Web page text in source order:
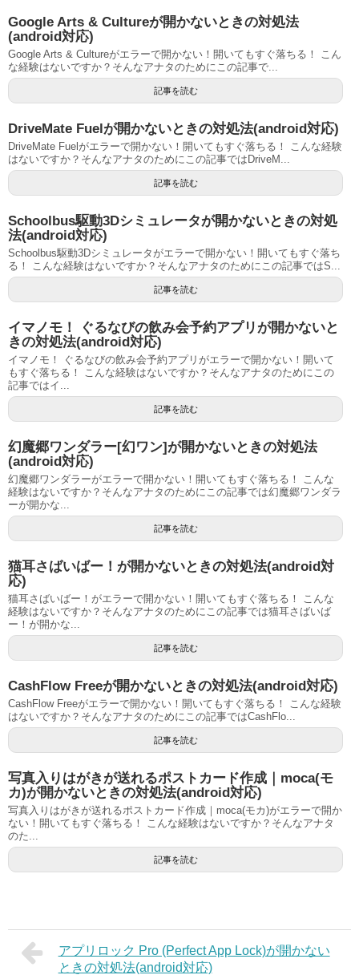
Google Arts & Cultureが開かないときの対処法
(android対応)
Google Arts & Cultureがエラーで開かない！開いてもすぐ落ちる！ こん
な経験はないですか？そんなアナタのためにこの記事で...
記事を読む
DriveMate Fuelが開かないときの対処法(android対応)
DriveMate Fuelがエラーで開かない！開いてもすぐ落ちる！ こんな経験
はないですか？そんなアナタのためにこの記事ではDriveM...
記事を読む
Schoolbus駆動3Dシミュレータが開かないときの対処
法(android対応)
Schoolbus駆動3Dシミュレータがエラーで開かない！開いてもすぐ落ち
る！ こんな経験はないですか？そんなアナタのためにこの記事ではS...
記事を読む
イマノモ！ ぐるなびの飲み会予約アプリが開かないと
きの対処法(android対応)
イマノモ！ ぐるなびの飲み会予約アプリがエラーで開かない！開いて
もすぐ落ちる！ こんな経験はないですか？そんなアナタのためにこの
記事ではイ...
記事を読む
幻魔郷ワンダラー[幻ワン]が開かないときの対処法
(android対応)
幻魔郷ワンダラーがエラーで開かない！開いてもすぐ落ちる！ こんな
経験はないですか？そんなアナタのためにこの記事では幻魔郷ワンダラ
ーが開かな...
記事を読む
猫耳さばいばー！が開かないときの対処法(android対
応)
猫耳さばいばー！がエラーで開かない！開いてもすぐ落ちる！ こんな
経験はないですか？そんなアナタのためにこの記事では猫耳さばいば
ー！が開かな...
記事を読む
CashFlow Freeが開かないときの対処法(android対応)
CashFlow Freeがエラーで開かない！開いてもすぐ落ちる！ こんな経験
はないですか？そんなアナタのためにこの記事ではCashFlo...
記事を読む
写真入りはがきが送れるポストカード作成｜moca(モ
カ)が開かないときの対処法(android対応)
写真入りはがきが送れるポストカード作成｜moca(モカ)がエラーで開か
ない！開いてもすぐ落ちる！ こんな経験はないですか？そんなアナタ
のた...
記事を読む
アプリロック Pro (Perfect App Lock)が開かない
ときの対処法(android対応)